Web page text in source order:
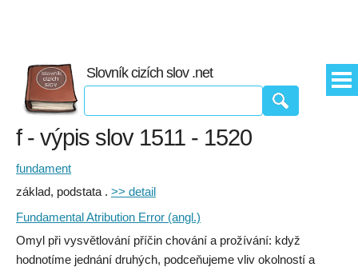
Slovník cizích slov .net
f - výpis slov 1511 - 1520
fundament
základ, podstata . >> detail
Fundamental Atribution Error (angl.)
Omyl při vysvětlování příčin chování a prožívání: když
hodnotíme jednání druhých, podceňujeme vliv okolností a